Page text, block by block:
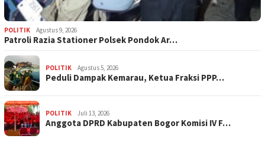
POLITIK Agustus 9, 2026
Patroli Razia Stationer Polsek Pondok Ar…
POLITIK Agustus 5, 2026
‎Peduli Dampak Kemarau, Ketua Fraksi PPP…
POLITIK Juli 13, 2026
Anggota DPRD Kabupaten Bogor Komisi IV F…